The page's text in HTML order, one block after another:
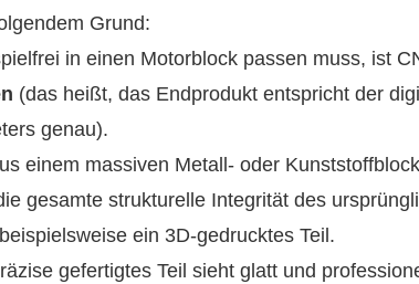
Grund:
in einen Motorblock passen muss, ist
(das heißt, das Endprodukt entspricht der
genau).
einem massiven Metall- oder Kunststoffblock
gesamte strukturelle Integrität des
ein 3D-gedrucktes Teil.
gefertigtes Teil sieht glatt und